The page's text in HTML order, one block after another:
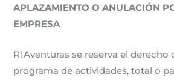
APLAZAMIENTO O ANULACIÓN
EMPRESA
R1Aventuras se reserva el
programa de actividades, total o